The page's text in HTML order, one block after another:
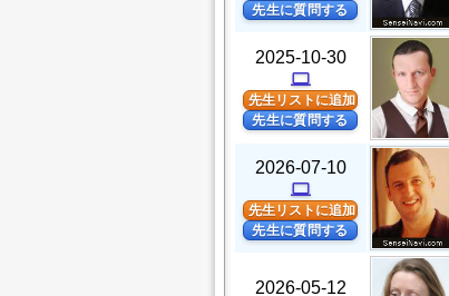
先生に質問する
2025-10-30
computer
先生リストに追加
先生に質問する
2026-07-10
computer
先生リストに追加
先生に質問する
2026-05-12